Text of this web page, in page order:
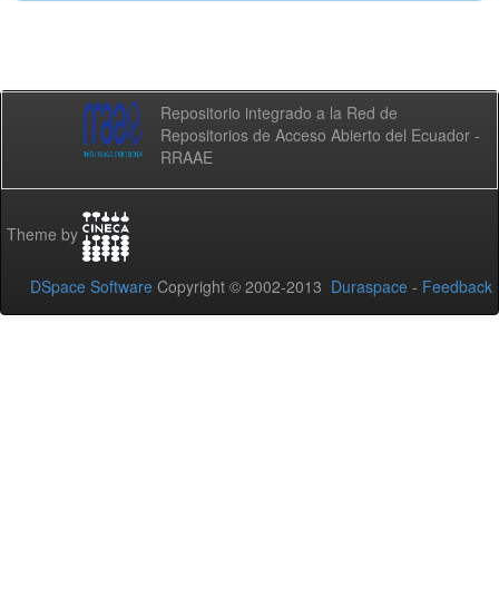
Repositorio integrado a la Red de
Repositorios de Acceso Abierto del Ecuador -
RRAAE
Theme by
DSpace Software Copyright © 2002-2013 Duraspace - Feedback